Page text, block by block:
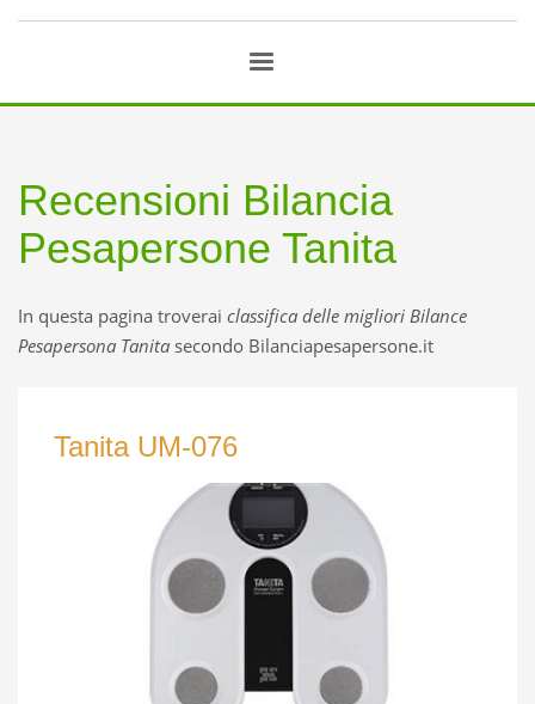
Recensioni Bilancia
Pesapersone Tanita
In questa pagina troverai classifica delle migliori Bilance
Pesapersona Tanita secondo Bilanciapesapersone.it
Tanita UM-076